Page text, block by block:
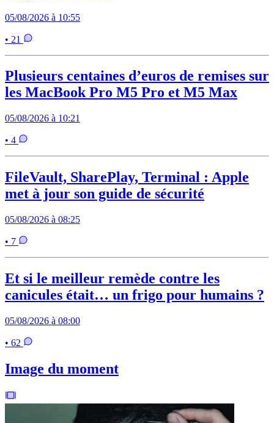
05/08/2026 à 10:55
• 21
Plusieurs centaines d’euros de remises sur
les MacBook Pro M5 Pro et M5 Max
05/08/2026 à 10:21
• 4
FileVault, SharePlay, Terminal : Apple
met à jour son guide de sécurité
05/08/2026 à 08:25
• 7
Et si le meilleur remède contre les
canicules était… un frigo pour humains ?
05/08/2026 à 08:00
• 62
Image du moment